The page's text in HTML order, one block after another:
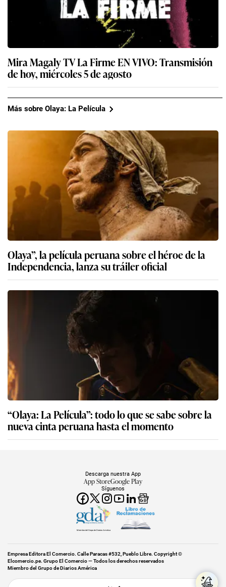
Mira Magaly TV La Firme EN VIVO: Transmisión
de hoy, miércoles 5 de agosto
Más sobre Olaya: La Película
Olaya”, la película peruana sobre el héroe de la
Independencia, lanza su tráiler oficial
“Olaya: La Película”: todo lo que se sabe sobre la
nueva cinta peruana hasta el momento
Síguenos
Descarga nuestra App
App StoreGoogle Play
Miembro del Grupo de Diarios América
Empresa Editora El Comercio. Calle Paracas #532, Pueblo Libre. Copyright ©
Elcomercio.pe. Grupo El Comercio — Todos los derechos reservados
Miembro del Grupo de Diarios América